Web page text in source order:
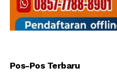
Pos-Pos Terbaru